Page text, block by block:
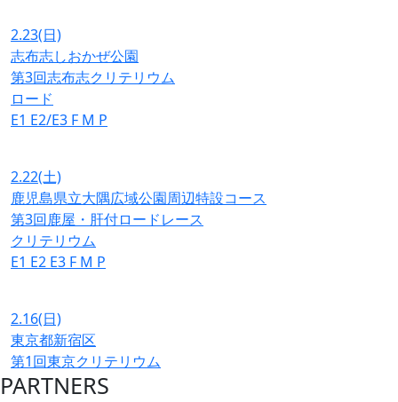
2.23(日)
志布志しおかぜ公園
第3回志布志クリテリウム
ロード
E1 E2/E3 F M P
2.22(土)
鹿児島県立大隅広域公園周辺特設コース
第3回鹿屋・肝付ロードレース
クリテリウム
E1 E2 E3 F M P
2.16(日)
東京都新宿区
第1回東京クリテリウム
PARTNERS